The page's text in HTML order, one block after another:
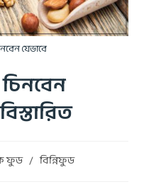
যেভাবে
ফুড / বিন্নিফুড